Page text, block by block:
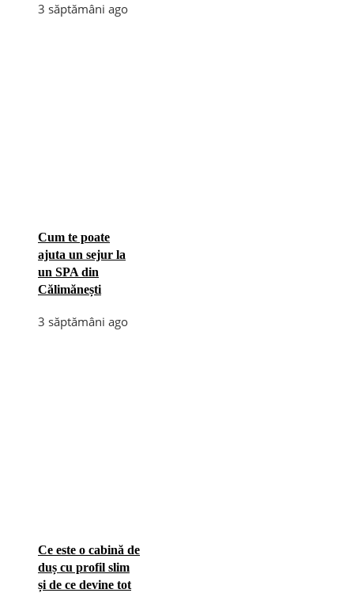
3 săptămâni ago
Cum te poate
ajuta un sejur la
un SPA din
Călimănești
3 săptămâni ago
Ce este o cabină de
duș cu profil slim
și de ce devine tot